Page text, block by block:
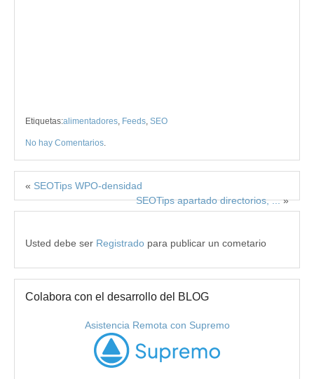
Etiquetas:alimentadores, Feeds, SEO
No hay Comentarios.
« SEOTips WPO-densidad
SEOTips apartado directorios, ...»
Usted debe ser Registrado para publicar un cometario
Colabora con el desarrollo del BLOG
Asistencia Remota con Supremo